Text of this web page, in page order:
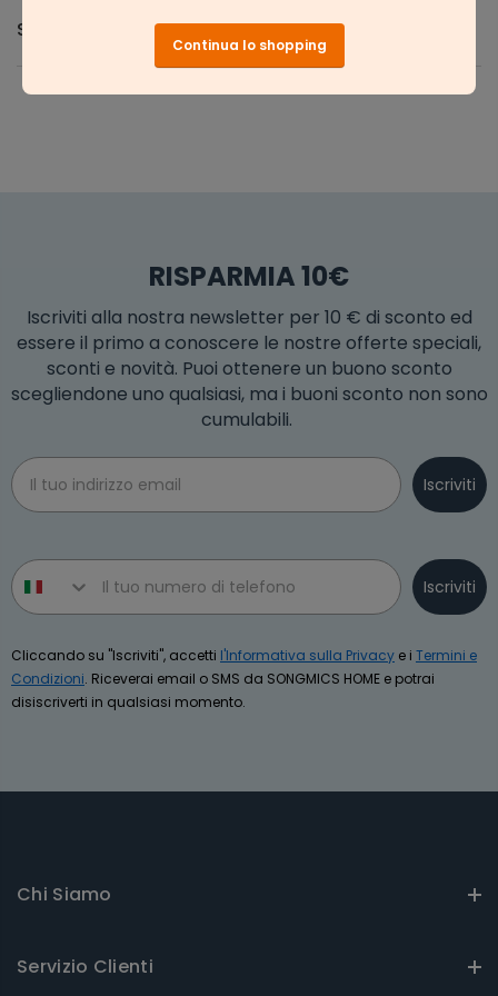
Spedizione e Resi
RISPARMIA 10€
Iscriviti alla nostra newsletter per 10 € di sconto ed
essere il primo a conoscere le nostre offerte speciali,
sconti e novità. Puoi ottenere un buono sconto
scegliendone uno qualsiasi, ma i buoni sconto non sono
cumulabili.
Email
Iscriviti
Phone number
Iscriviti
Cliccando su "Iscriviti", accetti l'Informativa sulla Privacy e i Termini e
Condizioni. Riceverai email o SMS da SONGMICS HOME e potrai
disiscriverti in qualsiasi momento.
Chi Siamo
Servizio Clienti
Continua lo shopping